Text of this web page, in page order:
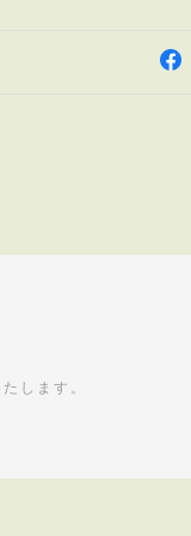
します。